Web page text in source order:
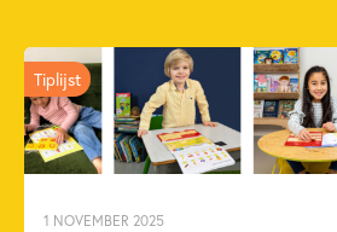
1 NOVEMBER 2025
Tiplijst